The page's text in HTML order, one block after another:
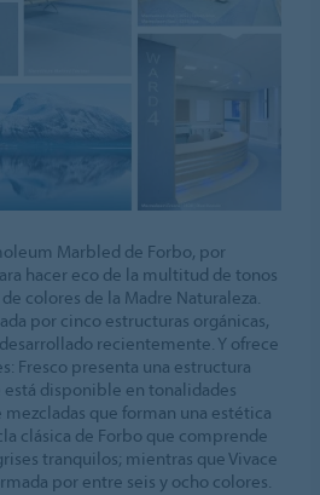
Marbled de Forbo, por
hacer eco de la multitud de tonos
colores de la Madre Naturaleza.
por cinco estructuras orgánicas,
recientemente. Y ofrece
Fresco presenta una estructura
está disponible en tonalidades
que forman una estética
clásica de Forbo que comprende
tranquilos; mientras que Vivace
por entre seis y ocho colores.